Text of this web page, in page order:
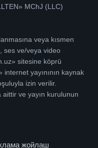
MChJ (LLC)
veya kısmen
ses ve/veya video
sitesine köprü
internet yayınının kaynak
izin verilir.
aittir ve yayın kurulunun
жойлаш